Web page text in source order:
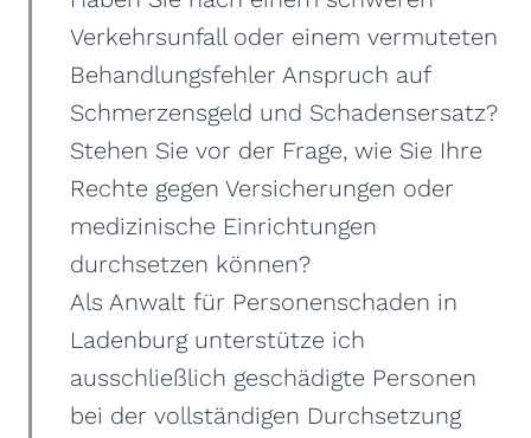
Verkehrsunfall oder einem vermuteten
Behandlungsfehler Anspruch auf
Schmerzensgeld und Schadensersatz?
Stehen Sie vor der Frage, wie Sie Ihre
Rechte gegen Versicherungen oder
medizinische Einrichtungen
durchsetzen können?
Als Anwalt für Personenschaden in
Ladenburg unterstütze ich
ausschließlich geschädigte Personen
bei der vollständigen Durchsetzung